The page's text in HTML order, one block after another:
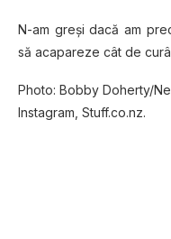
N-am greşi dacă am
să acapareze cât de
Photo: Bobby Doherty/
Instagram, Stuff.co.nz.